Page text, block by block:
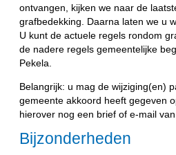
ontvangen, kijken we naar de
grafbedekking. Daarna laten we u
U kunt de actuele regels rondom
de nadere regels gemeentelijke
Pekela.
Belangrijk: u mag de wijziging(en)
gemeente akkoord heeft gegeven
hierover nog een brief of e-mail van
Bijzonderheden